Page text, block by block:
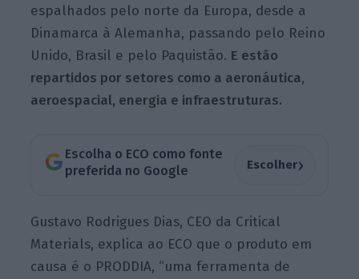
espalhados pelo norte da Europa, desde a
Dinamarca à Alemanha, passando pelo Reino
Unido, Brasil e pelo Paquistão. E estão
repartidos por setores como a aeronáutica,
aeroespacial, energia e infraestruturas.
Escolha o ECO como fonte
preferida no Google
Escolher›
Gustavo Rodrigues Dias, CEO da Critical
Materials, explica ao ECO que o produto em
causa é o PRODDIA, “uma ferramenta de